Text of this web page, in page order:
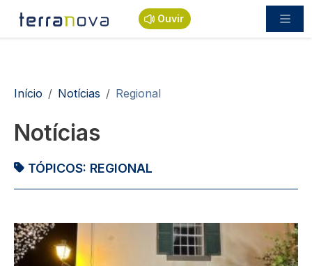
Passar para o conteúdo principal
Ouvir
Navegação estrutural
Início Notícias Regional
Notícias
TÓPICOS: REGIONAL
Imagem